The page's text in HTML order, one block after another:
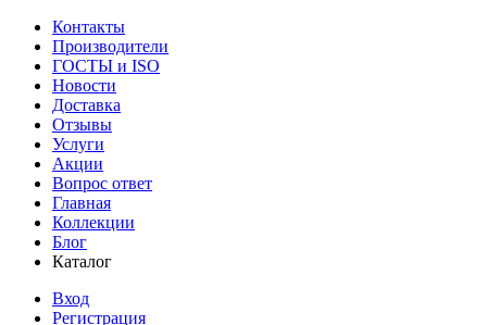
Контакты
Производители
ГОСТЫ и ISO
Новости
Доставка
Отзывы
Услуги
Акции
Вопрос ответ
Главная
Коллекции
Блог
Каталог
Вход
Регистрация